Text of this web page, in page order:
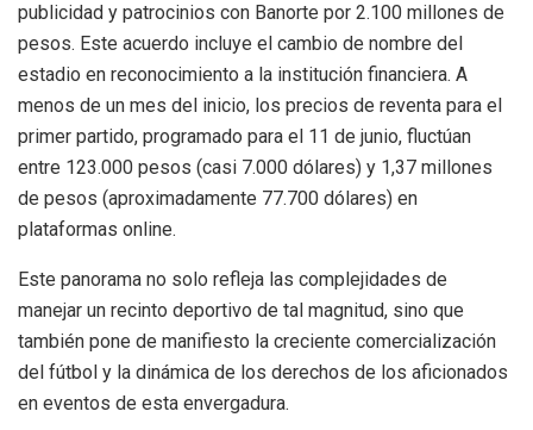
publicidad y patrocinios con Banorte por 2.100 millones de
pesos. Este acuerdo incluye el cambio de nombre del
estadio en reconocimiento a la institución financiera. A
menos de un mes del inicio, los precios de reventa para el
primer partido, programado para el 11 de junio, fluctúan
entre 123.000 pesos (casi 7.000 dólares) y 1,37 millones
de pesos (aproximadamente 77.700 dólares) en
plataformas online.
Este panorama no solo refleja las complejidades de
manejar un recinto deportivo de tal magnitud, sino que
también pone de manifiesto la creciente comercialización
del fútbol y la dinámica de los derechos de los aficionados
en eventos de esta envergadura.